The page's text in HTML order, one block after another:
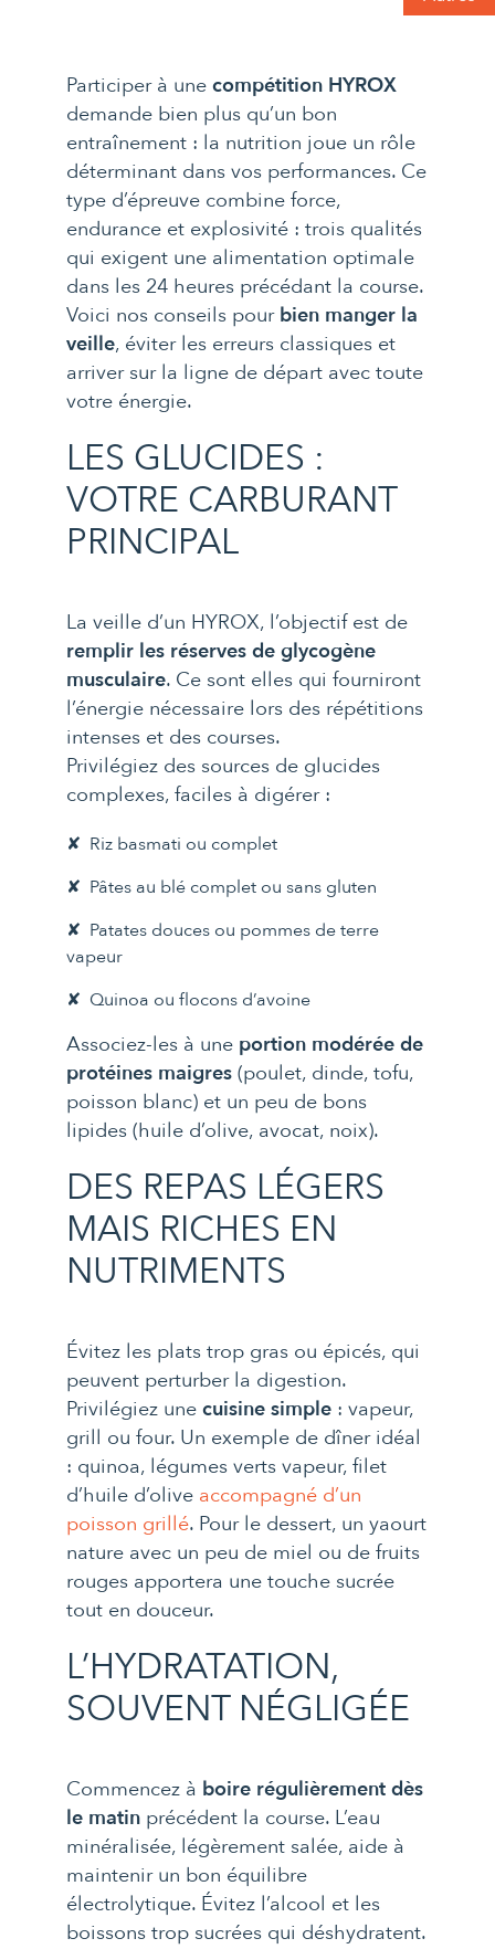
Participer à une compétition HYROX
demande bien plus qu’un bon
entraînement : la nutrition joue un rôle
déterminant dans vos performances. Ce
type d’épreuve combine force,
endurance et explosivité : trois qualités
qui exigent une alimentation optimale
dans les 24 heures précédant la course.
Voici nos conseils pour bien manger la
veille, éviter les erreurs classiques et
arriver sur la ligne de départ avec toute
votre énergie.
LES GLUCIDES :
VOTRE CARBURANT
PRINCIPAL
La veille d’un HYROX, l’objectif est de
remplir les réserves de glycogène
musculaire. Ce sont elles qui fourniront
l’énergie nécessaire lors des répétitions
intenses et des courses.
Privilégiez des sources de glucides
complexes, faciles à digérer :
Riz basmati ou complet
Pâtes au blé complet ou sans gluten
Patates douces ou pommes de terre
vapeur
Quinoa ou flocons d’avoine
Associez-les à une portion modérée de
protéines maigres (poulet, dinde, tofu,
poisson blanc) et un peu de bons
lipides (huile d’olive, avocat, noix).
DES REPAS LÉGERS
MAIS RICHES EN
NUTRIMENTS
Évitez les plats trop gras ou épicés, qui
peuvent perturber la digestion.
Privilégiez une cuisine simple : vapeur,
grill ou four. Un exemple de dîner idéal
: quinoa, légumes verts vapeur, filet
d’huile d’olive accompagné d’un
poisson grillé. Pour le dessert, un yaourt
nature avec un peu de miel ou de fruits
rouges apportera une touche sucrée
tout en douceur.
L’HYDRATATION,
SOUVENT NÉGLIGÉE
Commencez à boire régulièrement dès
le matin précédent la course. L’eau
minéralisée, légèrement salée, aide à
maintenir un bon équilibre
électrolytique. Évitez l’alcool et les
boissons trop sucrées qui déshydratent.